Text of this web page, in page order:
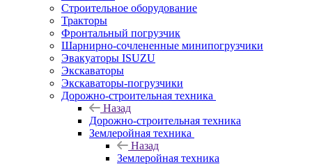
Строительное оборудование
Тракторы
Фронтальный погрузчик
Шарнирно-сочлененные минипогрузчики
Эвакуаторы ISUZU
Экскаваторы
Экскаваторы-погрузчики
Дорожно-строительная техника
Назад
Дорожно-строительная техника
Землеройная техника
Назад
Землеройная техника